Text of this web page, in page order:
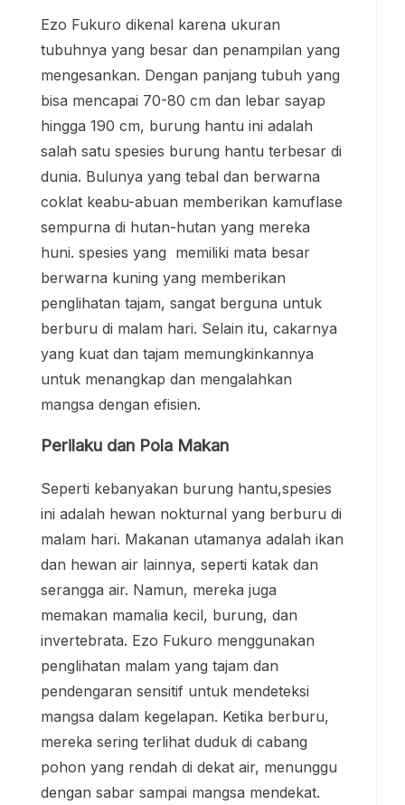
Ezo Fukuro dikenal karena ukuran
tubuhnya yang besar dan penampilan yang
mengesankan. Dengan panjang tubuh yang
bisa mencapai 70-80 cm dan lebar sayap
hingga 190 cm, burung hantu ini adalah
salah satu spesies burung hantu terbesar di
dunia. Bulunya yang tebal dan berwarna
coklat keabu-abuan memberikan kamuflase
sempurna di hutan-hutan yang mereka
huni. spesies yang memiliki mata besar
berwarna kuning yang memberikan
penglihatan tajam, sangat berguna untuk
berburu di malam hari. Selain itu, cakarnya
yang kuat dan tajam memungkinkannya
untuk menangkap dan mengalahkan
mangsa dengan efisien.
Perilaku dan Pola Makan
Seperti kebanyakan burung hantu,spesies
ini adalah hewan nokturnal yang berburu di
malam hari. Makanan utamanya adalah ikan
dan hewan air lainnya, seperti katak dan
serangga air. Namun, mereka juga
memakan mamalia kecil, burung, dan
invertebrata. Ezo Fukuro menggunakan
penglihatan malam yang tajam dan
pendengaran sensitif untuk mendeteksi
mangsa dalam kegelapan. Ketika berburu,
mereka sering terlihat duduk di cabang
pohon yang rendah di dekat air, menunggu
dengan sabar sampai mangsa mendekat.